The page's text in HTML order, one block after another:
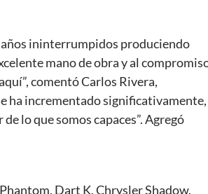
años ininterrumpidos produciendo
mano de obra y al
comentó Carlos Rivera,
ha incrementado significativamente,
lo que somos capaces”. Agregó
Dart K, Chrysler Shadow,